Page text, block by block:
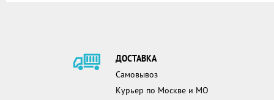
ДОСТАВКА
Самовывоз
Курьер по Москве и МО